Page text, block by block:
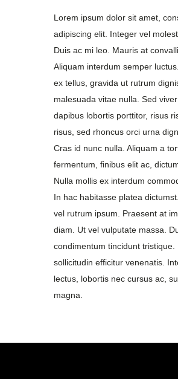
Lorem ipsum dolor sit amet,
adipiscing elit. Integer vel
Duis ac mi leo. Mauris at
Aliquam interdum semper
ex tellus, gravida ut rutrum
malesuada vitae nulla. Sed
dapibus lobortis porttitor, risus
risus, sed rhoncus orci urna
Cras id nunc nulla. Aliquam a
fermentum, finibus elit ac,
Nulla mollis ex interdum
In hac habitasse platea
vel rutrum ipsum. Praesent at
diam. Ut vel vulputate massa.
condimentum tincidunt tristique.
sollicitudin efficitur venenatis.
lectus, lobortis nec cursus ac,
magna.